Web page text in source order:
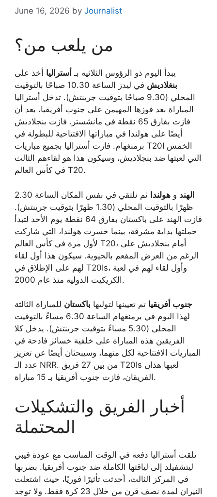
June 16, 2026 by Journalist
من يلعب من؟
يبدأ اليوم ذو الرؤوس الثلاثية بـ أستراليا أخذ على
بنغلاديش
في ليدز الساعة 10.30 صباحًا بالتوقيت
المحلي (9.30 صباحًا بتوقيت جرينتش). تدخل أستراليا
المباراة بعد فوزها المهيمن على جنوب أفريقيا، بعد أن
فازت بفارق 65 نقطة في مانشستر. فازت بنجلاديش
أيضًا على هولندا في مباراتها الافتتاحية للبطولة في
برمنغهام. فازت أستراليا بجميع مباريات T20I الخمس
التي لعبتها ضد بنجلاديش، وسيكون هذا هو لقاءهم الثالث
في كأس العالم T20.
الهند و هولندا
ثم نلتقي في نفس المكان الساعة 2.30
ظهرًا بالتوقيت المحلي (1.30 ظهرًا بتوقيت جرينتش).
فازت الهند على باكستان بفارق 64 نقطة يوم الأحد لتبدأ
حملتها بداية مشرقة، بينما خسرت هولندا، التي شاركت
لأول مرة في كأس العالم T20، أمام بنجلاديش على
الرغم من العرض المفعم بالحيوية. سيكون هذا أول لقاء
لهم على الإطلاق في T20Is، وأول لقاء لهم في لعبة
الكريكيت الدولية منذ عام 2000.
جنوب أفريقيا تم تعيينها لتوليها باكستان للمباراة الثالثة
لهذا اليوم في برمنغهام الساعة 6.30 مساءً بالتوقيت
المحلي (5.30 مساءً بتوقيت جرينتش). يدخل كلا
الفريقين هذه المباراة على خلفية خسائر فادحة في
المباريات الافتتاحية لكل منهما، وسيبحثان أيضًا عن تعزيز
عدد الـ NRR. من بين 27 فريق T20Is لعبها هذان
الفريقان، فازت جنوب أفريقيا بـ 15 مباراة.
أخبار الفريق والتشكيلات
المحتملة
تلقت أستراليا دفعة في الوقت المناسب مع عودة فيبي
ليتشفيلد إلى لياقتها الكاملة ضد جنوب أفريقيا. بضربها
في المركز الثالث، أحدثت تأثيرًا فوريًا، حيث اشتعلت
النيران لمدة نصف قرن من خلال 23 كرة فقط. ولا توجد